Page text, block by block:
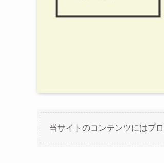
当サイトのコンテンツにはプ